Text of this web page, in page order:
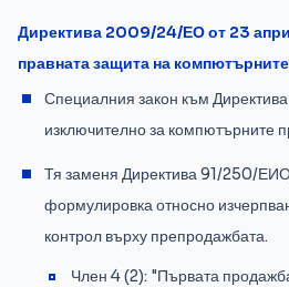
Директива 2009/24/ЕО от 23
правната защита на
Специалния закон към
изключително за компютърните
Тя заменя Директива 91/250/
формулировка относно
контрол върху препродажбата.
Член 4 (2): "Първата